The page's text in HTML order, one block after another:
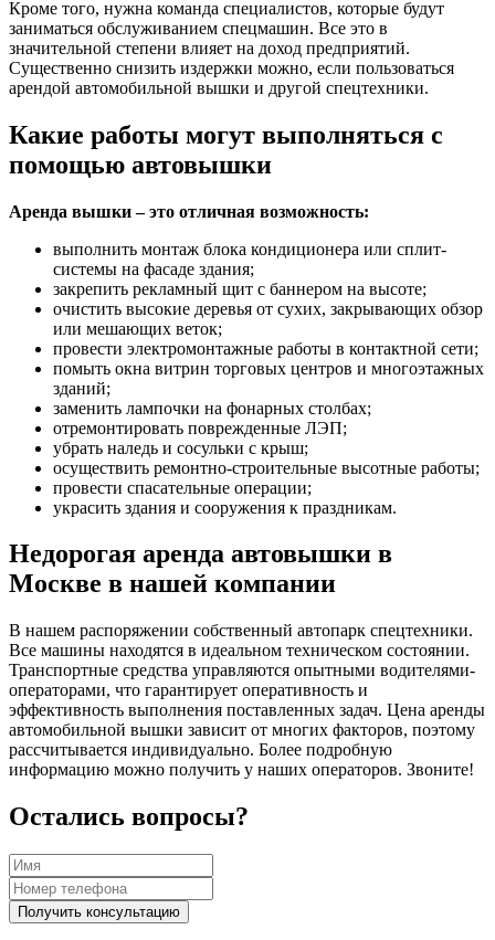
Кроме того, нужна команда специалистов, которые будут
заниматься обслуживанием спецмашин. Все это в
значительной степени влияет на доход предприятий.
Существенно снизить издержки можно, если пользоваться
арендой автомобильной вышки и другой спецтехники.
Какие работы могут выполняться с
помощью автовышки
Аренда вышки – это отличная возможность:
выполнить монтаж блока кондиционера или сплит-
системы на фасаде здания;
закрепить рекламный щит с баннером на высоте;
очистить высокие деревья от сухих, закрывающих обзор
или мешающих веток;
провести электромонтажные работы в контактной сети;
помыть окна витрин торговых центров и многоэтажных
зданий;
заменить лампочки на фонарных столбах;
отремонтировать поврежденные ЛЭП;
убрать наледь и сосульки с крыш;
осуществить ремонтно-строительные высотные работы;
провести спасательные операции;
украсить здания и сооружения к праздникам.
Недорогая аренда автовышки в
Москве в нашей компании
В нашем распоряжении собственный автопарк спецтехники.
Все машины находятся в идеальном техническом состоянии.
Транспортные средства управляются опытными водителями-
операторами, что гарантирует оперативность и
эффективность выполнения поставленных задач. Цена аренды
автомобильной вышки зависит от многих факторов, поэтому
рассчитывается индивидуально. Более подробную
информацию можно получить у наших операторов. Звоните!
Остались вопросы?